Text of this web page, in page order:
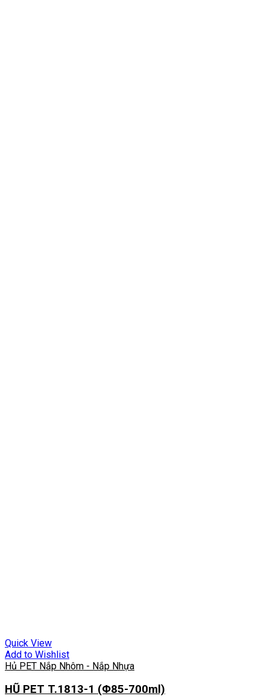
Quick View
Add to Wishlist
Hủ PET Nắp Nhôm - Nắp Nhựa
HŨ PET T.1813-1 (Φ85-700ml)